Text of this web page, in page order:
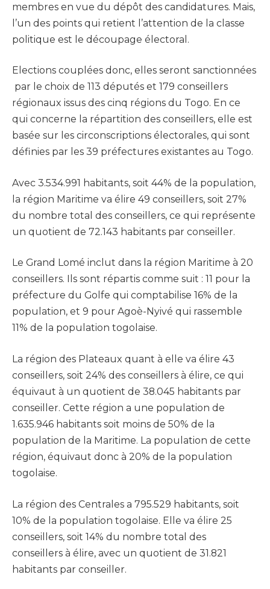
membres en vue du dépôt des candidatures. Mais,
l’un des points qui retient l’attention de la classe
politique est le découpage électoral.
Elections couplées donc, elles seront sanctionnées
par le choix de 113 députés et 179 conseillers
régionaux issus des cinq régions du Togo. En ce
qui concerne la répartition des conseillers, elle est
basée sur les circonscriptions électorales, qui sont
définies par les 39 préfectures existantes au Togo.
Avec 3.534.991 habitants, soit 44% de la population,
la région Maritime va élire 49 conseillers, soit 27%
du nombre total des conseillers, ce qui représente
un quotient de 72.143 habitants par conseiller.
Le Grand Lomé inclut dans la région Maritime à 20
conseillers. Ils sont répartis comme suit : 11 pour la
préfecture du Golfe qui comptabilise 16% de la
population, et 9 pour Agoè-Nyivé qui rassemble
11% de la population togolaise.
La région des Plateaux quant à elle va élire 43
conseillers, soit 24% des conseillers à élire, ce qui
équivaut à un quotient de 38.045 habitants par
conseiller. Cette région a une population de
1.635.946 habitants soit moins de 50% de la
population de la Maritime. La population de cette
région, équivaut donc à 20% de la population
togolaise.
La région des Centrales a 795.529 habitants, soit
10% de la population togolaise. Elle va élire 25
conseillers, soit 14% du nombre total des
conseillers à élire, avec un quotient de 31.821
habitants par conseiller.